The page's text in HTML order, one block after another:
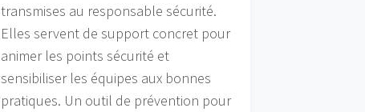
transmises au responsable sécurité.
Elles servent de support concret pour
animer les points sécurité et
sensibiliser les équipes aux bonnes
pratiques. Un outil de prévention pour